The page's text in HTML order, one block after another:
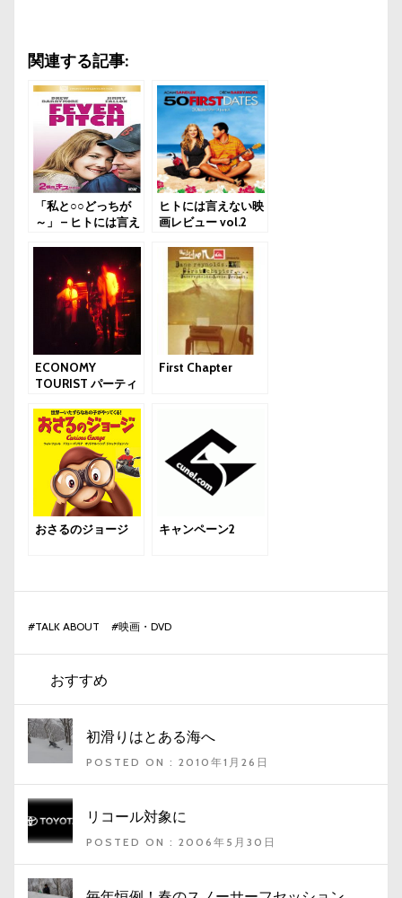
関連する記事:
「私と○○どっちが
～」 – ヒトには言え
ヒトには言えない映
画レビュー vol.2
ECONOMY
TOURIST パーティ
First Chapter
おさるのジョージ キャンペーン2
#TALK ABOUT #映画・DVD
おすすめ
初滑りはとある海へ
POSTED ON : 2010年1月26日
リコール対象に
POSTED ON : 2006年5月30日